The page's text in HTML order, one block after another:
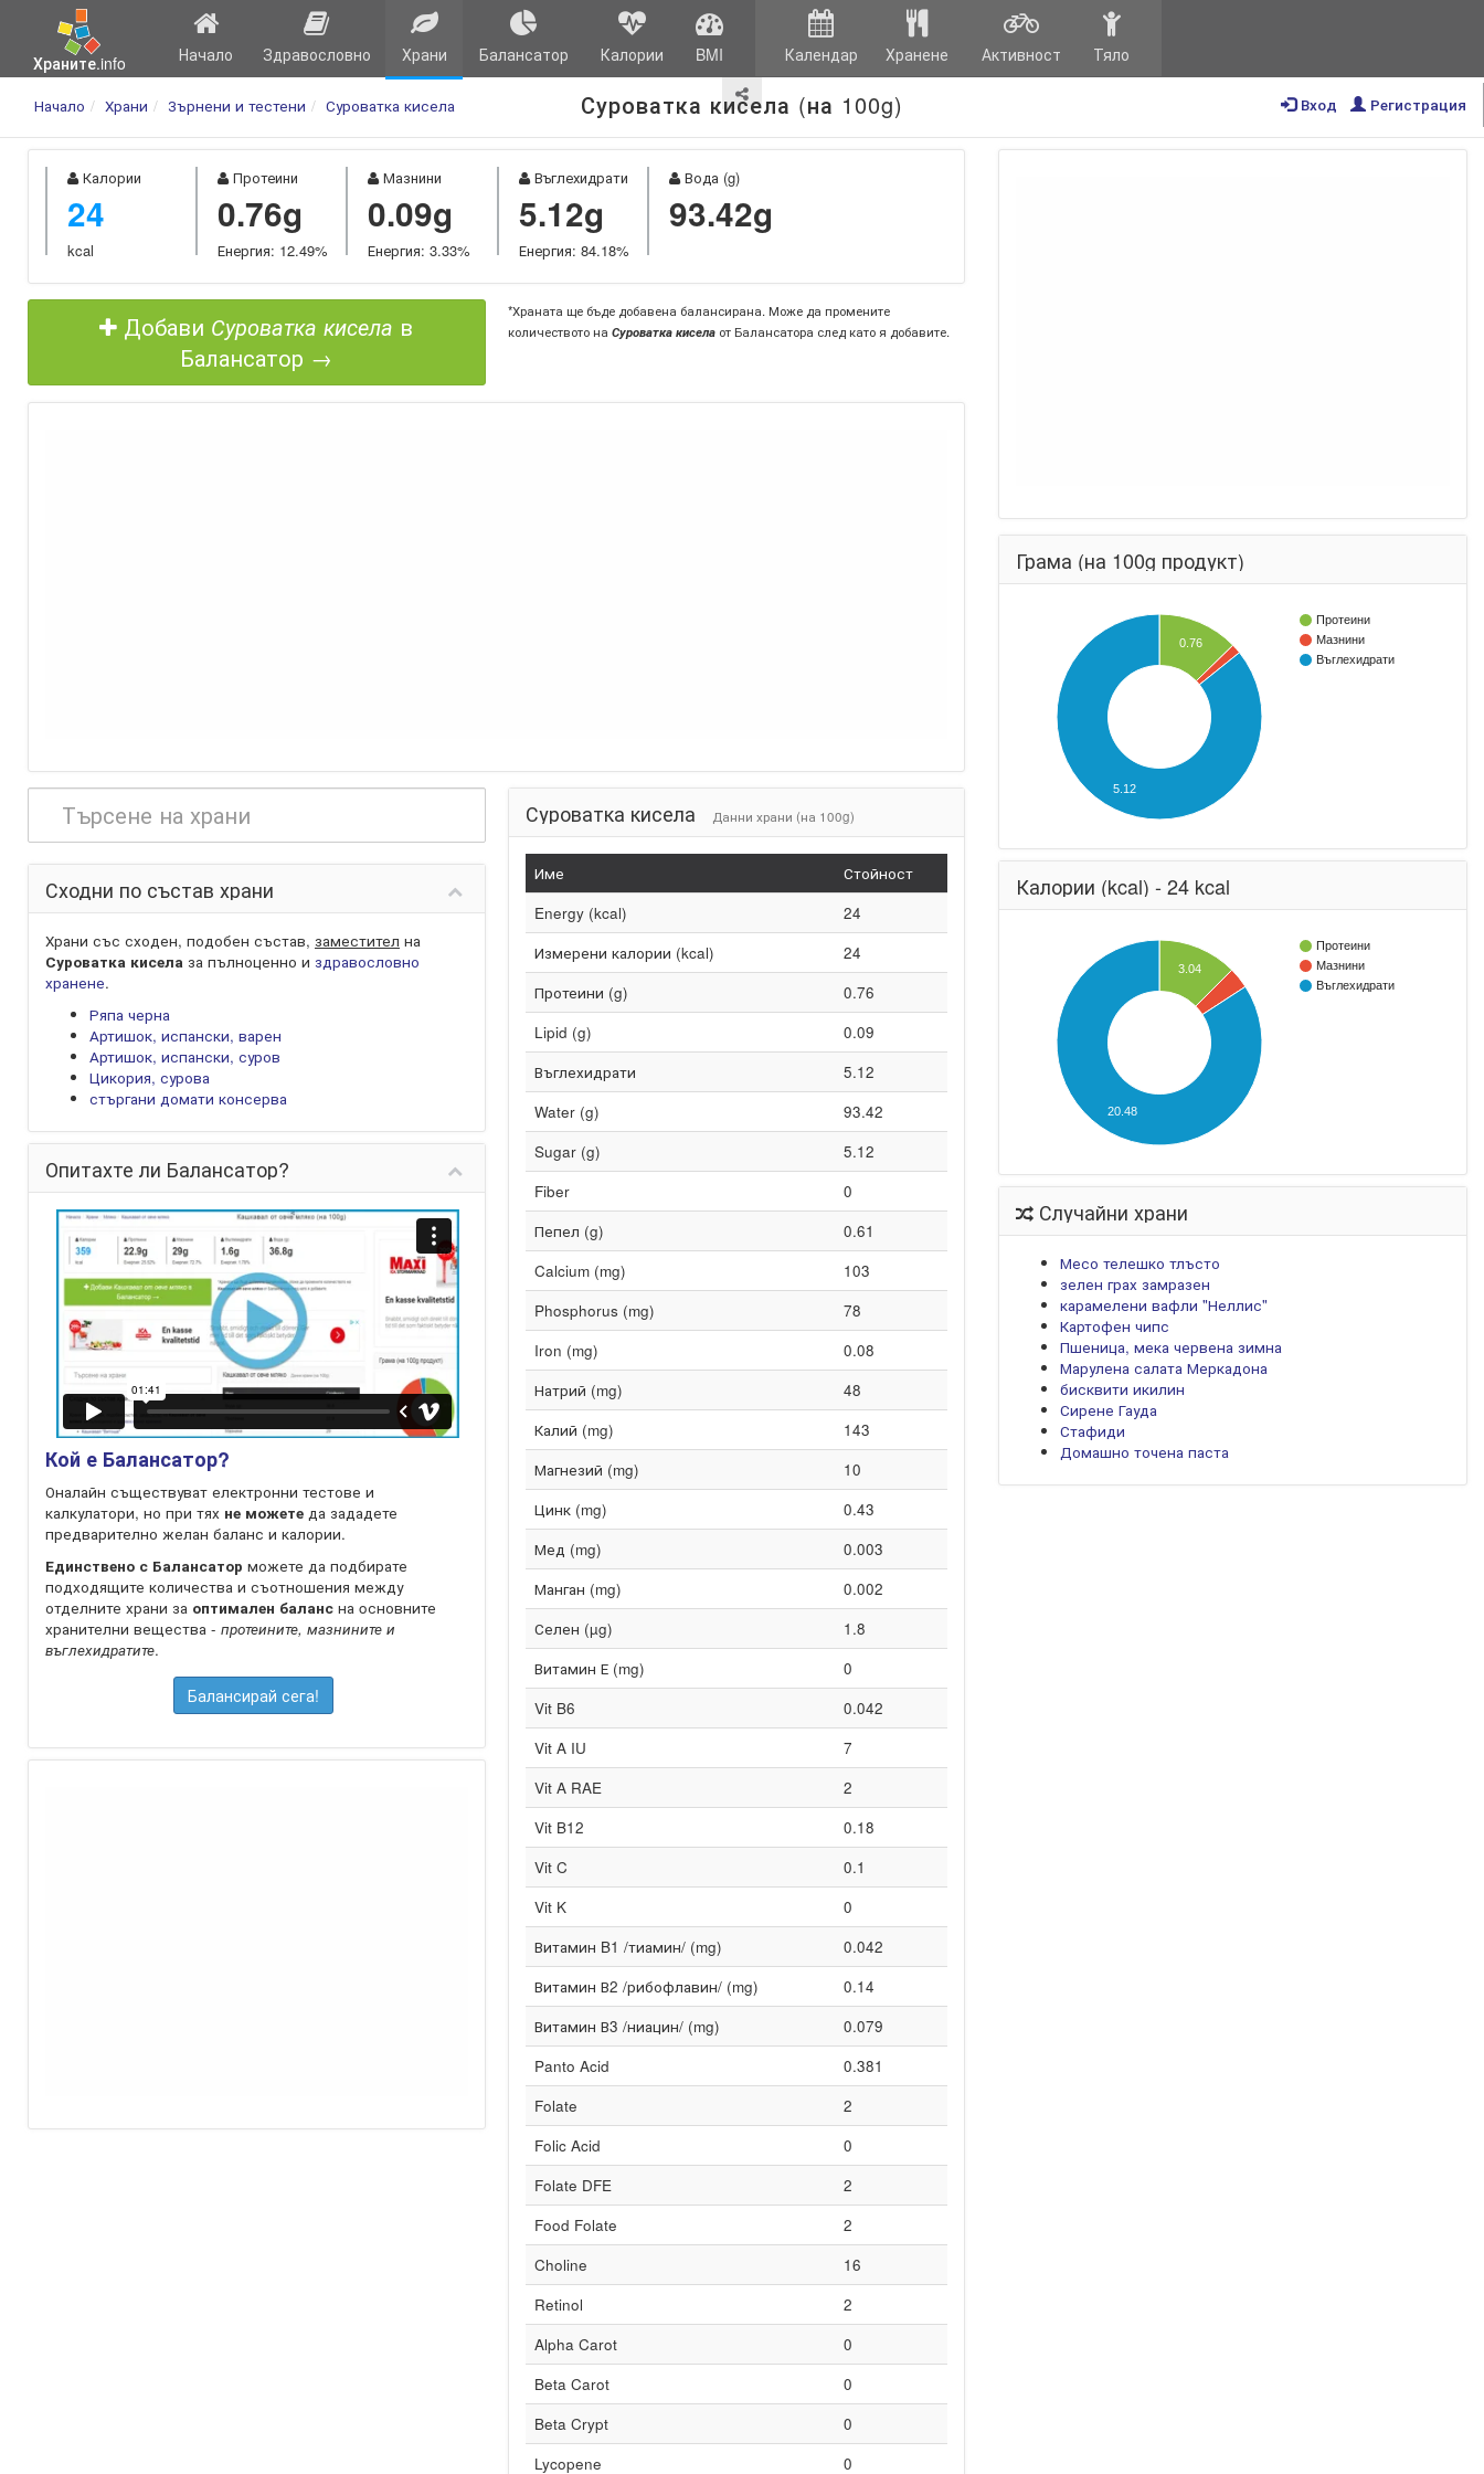
Храните.info Начало Здравословно Храни Балансатор Калории BMI Календар Хранене Активност Тяло
Суроватка кисела (на 100g)
Начало Храни Зърнени и тестени Суроватка кисела Регистрация
Вход
Калории
24
kcal
Протеини
0.76g
Енергия: 12.49%
Мазнини
0.09g
Енергия: 3.33%
Въглехидрати
5.12g
Енергия: 84.18%
Вода (g)
93.42g
Добави Суроватка кисела в
Балансатор →
*Храната ще бъде добавена балансирана. Може да промените
количеството на Суроватка киселаот Балансатора след като я добавите.
Сходни по състав храни
Храни със сходен, подобен състав, заместител на
Суроватка кисела за пълноценно и здравословно
хранене.
Ряпа черна
Артишок, испански, варен
Артишок, испански, суров
Цикория, сурова
стъргани домати консерва
Опитахте ли Балансатор?
Кой е Балансатор?
Оналайн съществуват електронни тестове и
калкулатори, но при тях не можете да зададете
предварително желан баланс и калории.
Единствено с Балансатор можете да подбирате
подходящите количества и съотношения между
отделните храни за оптимален баланс на oсновните
хранителни вещества - протеините, мазнините и
въглехидратите.
Балансирай сега!
Суроватка кисела Данни храни (на 100g)
Име
Стойност
Energy (kcal)
24
Измерени калории (kcal)
24
Протеини (g)
0.76
Lipid (g)
0.09
Въглехидрати
5.12
Water (g)
93.42
Sugar (g)
5.12
Fiber
0
Пепел (g)
0.61
Calcium (mg)
103
Phosphorus (mg)
78
Iron (mg)
0.08
Натрий (mg)
48
Калий (mg)
143
Магнезий (mg)
10
Цинк (mg)
0.43
Мед (mg)
0.003
Манган (mg)
0.002
Селен (µg)
1.8
Витамин Е (mg)
0
Vit B6
0.042
Vit A IU
7
Vit A RAE
2
Vit B12
0.18
Vit C
0.1
Vit K
0
Витамин B1 /тиамин/ (mg)
0.042
Витамин В2 /рибофлавин/ (mg)
0.14
Витамин В3 /ниацин/ (mg)
0.079
Panto Acid
0.381
Folate
2
Folic Acid
0
Folate DFE
2
Food Folate
2
Choline
16
Retinol
2
Alpha Carot
0
Beta Carot
0
Beta Crypt
0
Lycopene
0
Грама (на 100g продукт)
Протеини
Мазнини
Въглехидрати
0.76
5.12
Калории (kcal) - 24 kcal
Протеини
Мазнини
Въглехидрати
3.04
20.48
Случайни храни
Месо телешко тлъсто
зелен грах замразен
карамелени вафли "Неллис"
Картофен чипс
Пшеница, мека червена зимна
Марулена салата Меркадона
бисквити икилин
Сирене Гауда
Стафиди
Домашно точена паста